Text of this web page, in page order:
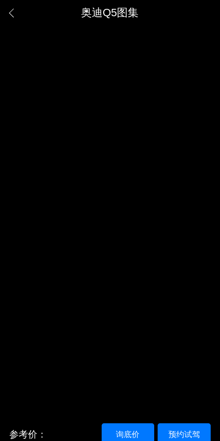
奥迪Q5图集
参考价： 预约试驾
询底价